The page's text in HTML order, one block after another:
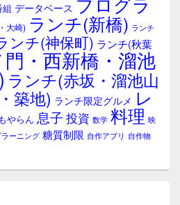
組 データベース
大崎) ランチ(新橋) ランチ
ンチ(神保町) ランチ(秋葉
・西新橋・溜池
ランチ(赤坂・溜池山
築地) ランチ限定グルメ レ
やらん 息子 投資 数学 料理 映
ーニング 糖質制限 自作アプリ 自作物